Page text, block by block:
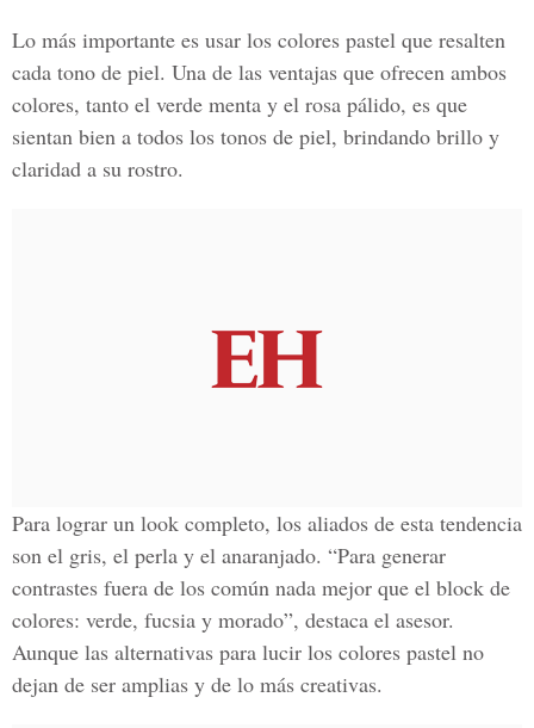
Lo más importante es usar los colores pastel que resalten
cada tono de piel. Una de las ventajas que ofrecen ambos
colores, tanto el verde menta y el rosa pálido, es que
sientan bien a todos los tonos de piel, brindando brillo y
claridad a su rostro.
Para lograr un look completo, los aliados de esta tendencia
son el gris, el perla y el anaranjado. “Para generar
contrastes fuera de los común nada mejor que el block de
colores: verde, fucsia y morado”, destaca el asesor.
Aunque las alternativas para lucir los colores pastel no
dejan de ser amplias y de lo más creativas.